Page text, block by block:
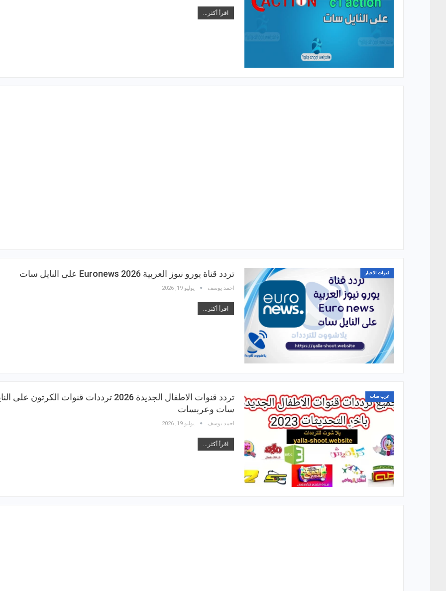
اقرأ أكثر...
قنوات الاخبار تردد قناة يورو نيوز العربية 2026 Euronews على النايل سات
احمد يوسف يوليو 19, 2026
اقرأ أكثر...
عرب سات
تردد قنوات الاطفال الجديدة 2026 ترددات قنوات الكرتون على
سات وعربسات
احمد يوسف يوليو 19, 2026
اقرأ أكثر...